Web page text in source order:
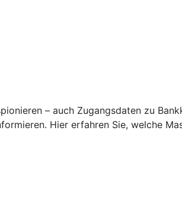
– auch Zugangsdaten zu
Hier erfahren Sie, welche